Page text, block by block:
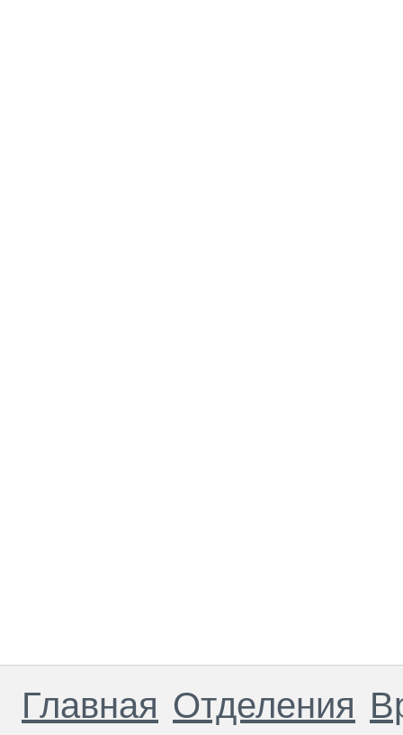
Главная Отделения